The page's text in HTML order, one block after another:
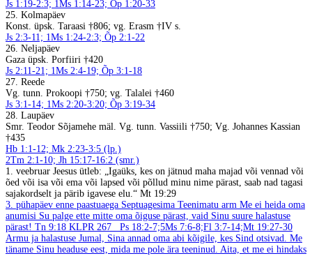
Js 1:19-2:3; 1Ms 1:14-23; Õp 1:20-33
25. Kolmapäev
Konst. üpsk. Taraasi †806; vg. Erasm †IV s.
Js 2:3-11; 1Ms 1:24-2:3; Õp 2:1-22
26. Neljapäev
Gaza üpsk. Porfiiri †420
Js 2:11-21; 1Ms 2:4-19; Õp 3:1-18
27. Reede
Vg. tunn. Prokoopi †750; vg. Talalei †460
Js 3:1-14; 1Ms 2:20-3:20; Õp 3:19-34
28. Laupäev
Smr. Teodor Sõjamehe mäl. Vg. tunn. Vassiili †750; Vg. Johannes Kassian
†435
Hb 1:1-12; Mk 2:23-3:5 (lp.)
2Tm 2:1-10; Jh 15:17-16:2 (smr.)
1. veebruar Jeesus ütleb: „Igaüks, kes on jätnud maha majad või vennad või
õed või isa või ema või lapsed või põllud minu nime pärast, saab nad tagasi
sajakordselt ja pärib igavese elu.“ Mt 19:29
3. pühapäev enne paastuaega Septuagesima Teenimatu arm Me ei heida oma
anumisi Su palge ette mitte oma õiguse pärast, vaid Sinu suure halastuse
pärast! Tn 9:18 KLPR 267
Ps 18:2-7;5Ms 7:6-8;Fl 3:7-14;Mt 19:27-30
Armu ja halastuse Jumal, Sina annad oma abi kõigile, kes Sind otsivad. Me
täname Sinu headuse eest, mida me pole ära teeninud. Aita, et me ei hindaks